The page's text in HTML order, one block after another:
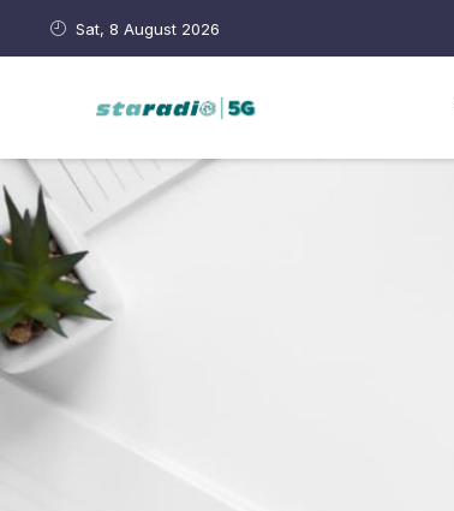
Sat, 8 August 2026